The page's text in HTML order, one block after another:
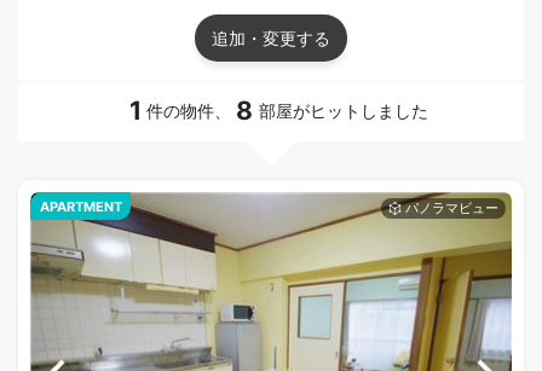
追加・変更する
1 件の物件、 8 部屋がヒットしました
APARTMENT